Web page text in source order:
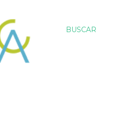
BUSCAR